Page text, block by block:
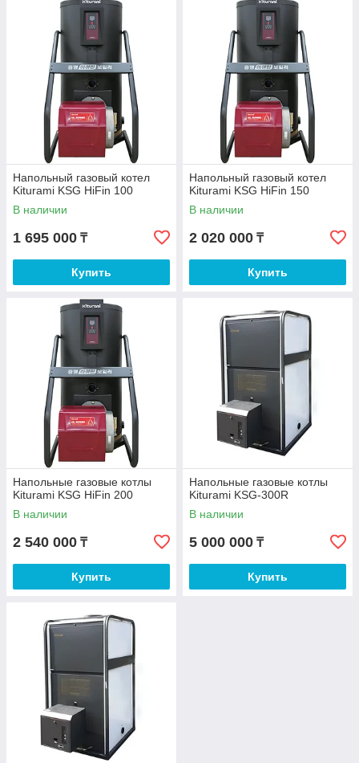
Напольный газовый котел
Kiturami KSG HiFin 100
В наличии
1 695 000 ₸
Купить
Напольный газовый котел
Kiturami KSG HiFin 150
В наличии
2 020 000 ₸
Купить
Напольные газовые котлы
Kiturami KSG HiFin 200
В наличии
2 540 000 ₸
Купить
Напольные газовые котлы
Kiturami KSG-300R
В наличии
5 000 000 ₸
Купить